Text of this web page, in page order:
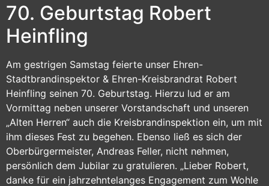
70. Geburtstag Robert
Heinfling
Am gestrigen Samstag feierte unser Ehren-
Stadtbrandinspektor & Ehren-Kreisbrandrat Robert
Heinfling seinen 70. Geburtstag. Hierzu lud er am
Vormittag neben unserer Vorstandschaft und unseren
„Alten Herren“ auch die Kreisbrandinspektion ein, um mit
ihm dieses Fest zu begehen. Ebenso ließ es sich der
Oberbürgermeister, Andreas Feller, nicht nehmen,
persönlich dem Jubilar zu gratulieren. „Lieber Robert,
danke für ein jahrzehntelanges Engagement zum Wohle